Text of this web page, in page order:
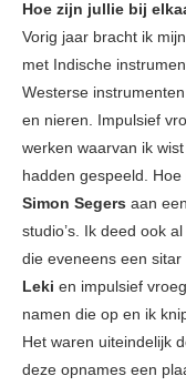
Hoe zijn jullie bij
Vorig jaar bracht ik
met Indische
Westerse
en nieren. Impulsief
werken waarvan ik
hadden gespeeld.
Simon Segers aan
studio’s. Ik deed ook
die eveneens een
Leki en impulsief
namen die op en ik
Het waren uiteindelijk
deze opnames een